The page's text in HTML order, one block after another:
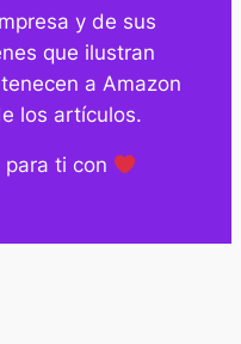
y de sus
que ilustran
a Amazon
los artículos.
ti con